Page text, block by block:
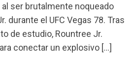
ser brutalmente noqueado
durante el UFC Vegas 78. Tras
de estudio, Rountree Jr.
conectar un explosivo […]